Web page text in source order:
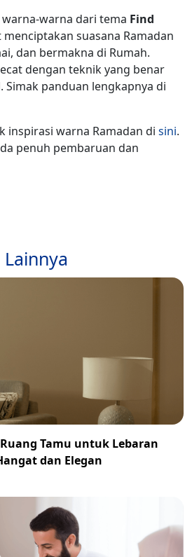
warna dari tema Find
menciptakan suasana Ramadan
dan bermakna di Rumah.
dengan teknik yang benar
Simak panduan lengkapnya di
inspirasi warna Ramadan di sini.
penuh pembaruan dan
Tamu untuk Lebaran
dan Elegan